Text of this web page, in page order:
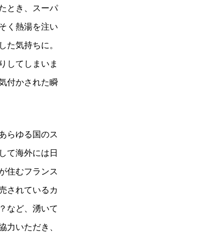
とき、スーパ
く熱湯を注い
た気持ちに。
してしまいま
付かされた瞬
らゆる国のス
て海外には日
住むフランス
されているカ
など、湧いて
力いただき、